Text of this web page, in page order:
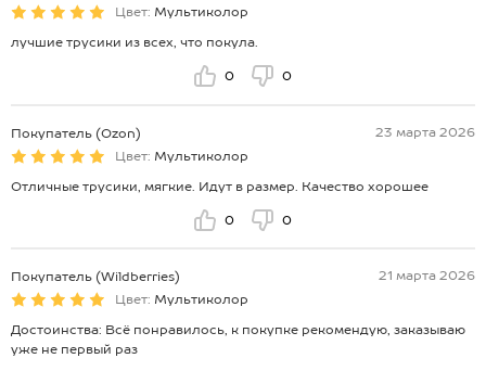
Цвет: Мультиколор
лучшие трусики из всех, что покула.
0 0
Покупатель (Ozon)
23 марта 2026
Цвет: Мультиколор
Отличные трусики, мягкие. Идут в размер. Качество хорошее
0 0
Покупатель (Wildberries)
21 марта 2026
Цвет: Мультиколор
Достоинства: Всё понравилось, к покупке рекомендую, заказываю
уже не первый раз